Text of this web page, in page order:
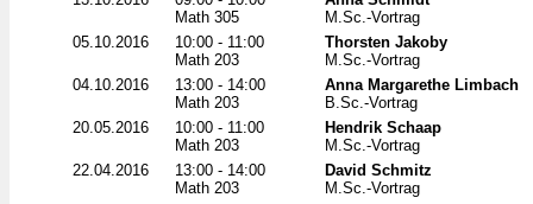
Math 305
M.Sc.-Vortrag
05.10.2016
10:00 - 11:00
Math 203
Thorsten Jakoby
M.Sc.-Vortrag
04.10.2016
13:00 - 14:00
Math 203
Anna Margarethe Limbach
B.Sc.-Vortrag
20.05.2016
10:00 - 11:00
Math 203
Hendrik Schaap
M.Sc.-Vortrag
22.04.2016
13:00 - 14:00
Math 203
David Schmitz
M.Sc.-Vortrag